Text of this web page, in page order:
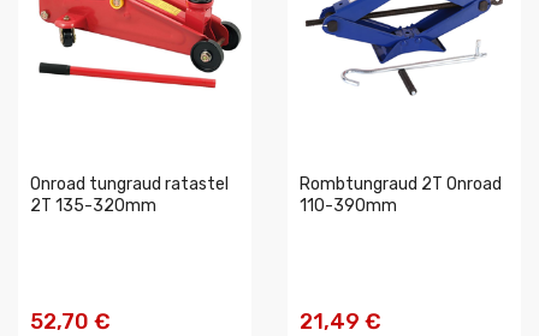
Onroad tungraud ratastel
2T 135-320mm
52,70 €
Rombtungraud 2T Onroad
110-390mm
21,49 €